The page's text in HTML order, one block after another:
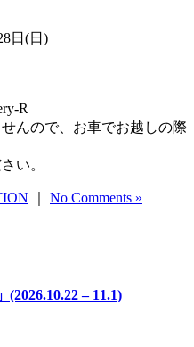
日(日)
R
んので、お車でお越しの際
い。
No Comments »
– 11.1)